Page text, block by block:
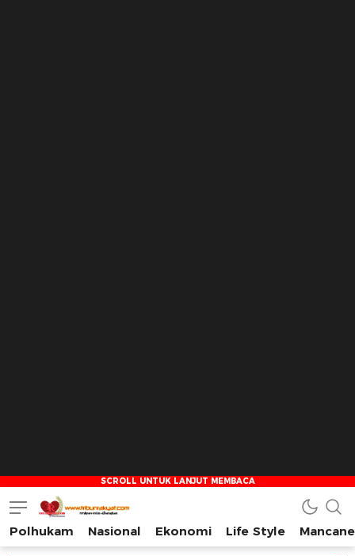
Tribun Rakyat
Tulus – Terdepan – Diharapkan
Polhukam Nasional Ekonomi Life Style